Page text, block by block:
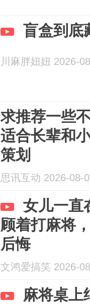
盲盒到底
川麻胖妞妞 2026-
求推荐一些
适合长辈和
策划
思讯互动 2026-08-
女儿一直
顾着打麻将
后悔
文鸿爱搞笑 2026-
麻将桌上